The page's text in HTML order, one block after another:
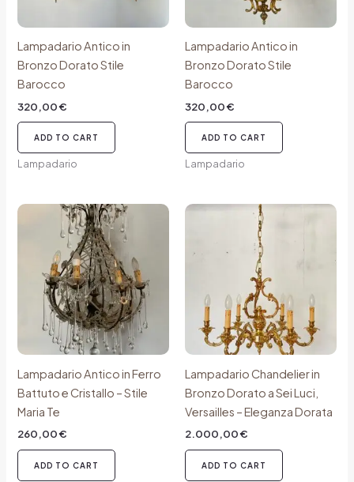
Lampadario Antico in
Bronzo Dorato Stile
Barocco
320,00€
ADD TO CART
Lampadario
Lampadario Antico in
Bronzo Dorato Stile
Barocco
320,00€
ADD TO CART
Lampadario
Lampadario Antico in Ferro
Battuto e Cristallo – Stile
Maria Te
260,00€
ADD TO CART
Lampadario Chandelier in
Bronzo Dorato a Sei Luci,
Versailles – Eleganza Dorata
2.000,00€
ADD TO CART